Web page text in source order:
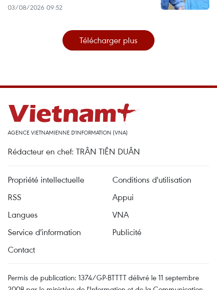
03/08/2026 09:52
Télécharger plus
AGENCE VIETNAMIENNE D'INFORMATION (VNA)
Rédacteur en chef: TRÂN TIÊN DUÂN
Propriété intellectuelle
Conditions d'utilisation
RSS
Appui
Langues
VNA
Service d'information
Publicité
Contact
Permis de publication: 1374/GP-BTTTT délivré le 11 septembre